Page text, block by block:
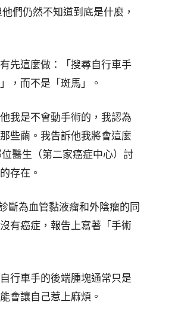
們仍然不知道到底是什麼，
先這麼做：「搜尋自行車手
，而不是「斑馬」。
我是不會動手術的，我認為
些繭。我告訴他我將會這麼
醫生（第二家癌症中心）討
存在。
斷為血管黏液瘤和外陰瘤的同
有癌症，報告上寫著「手術
行車手的後端腫塊通常只是
會讓自己惹上麻煩。